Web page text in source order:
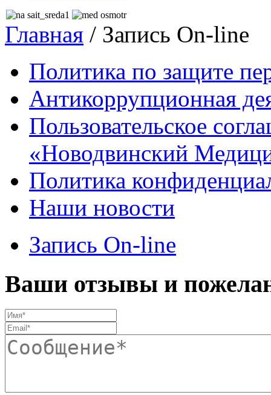
Главная / Запись On-line
Политика по защите
Антикоррупционная
Пользовательское
«Новодвинский
Политика
Наши новости
Запись On-line
Ваши отзывы и